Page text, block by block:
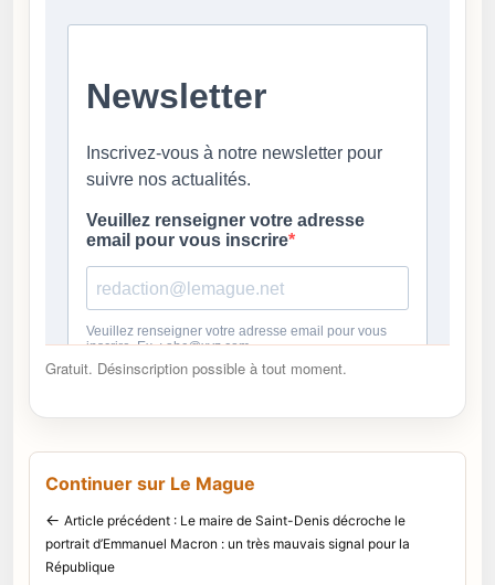
Gratuit. Désinscription possible à tout moment.
Continuer sur Le Mague
← Article précédent : Le maire de Saint-Denis décroche le
portrait d’Emmanuel Macron : un très mauvais signal pour la
République